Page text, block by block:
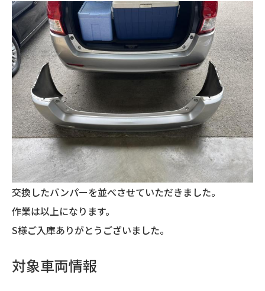
交換したバンパーを並べさせていただきました。
作業は以上になります。
S様ご入庫ありがとうございました。
対象車両情報